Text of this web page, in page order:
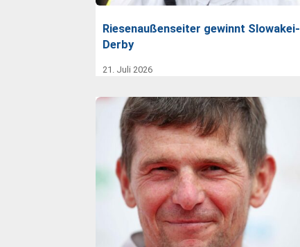
Riesenaußenseiter gewinnt Slowakei-
Derby
21. Juli 2026